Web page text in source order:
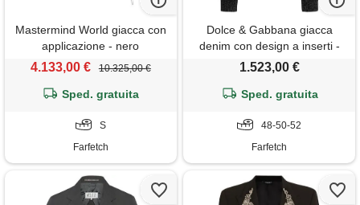
Mastermind World giacca con
applicazione - nero
4.133,00 € 10.325,00 €
Sped. gratuita
S
Farfetch
Dolce & Gabbana giacca
denim con design a inserti -
nero
1.523,00 €
Sped. gratuita
48-50-52
Farfetch